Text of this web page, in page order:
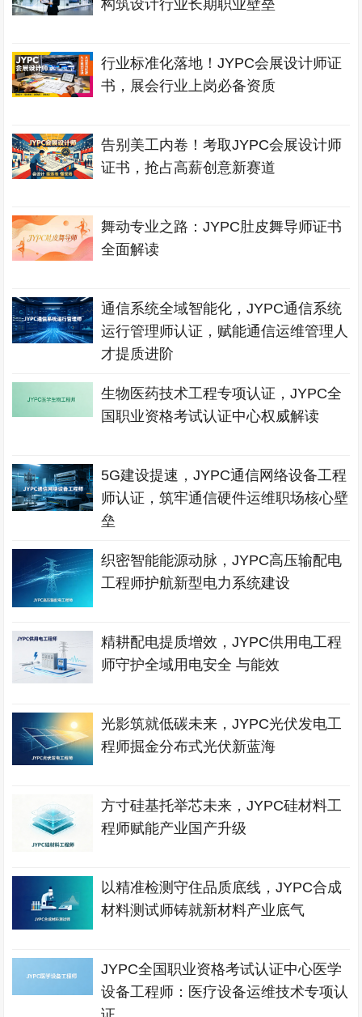
构筑设计行业长期职业壁垒
行业标准化落地！JYPC会展设计师证
书，展会行业上岗必备资质
告别美工内卷！考取JYPC会展设计师
证书，抢占高薪创意新赛道
舞动专业之路：JYPC肚皮舞导师证书
全面解读
通信系统全域智能化，JYPC通信系统
运行管理师认证，赋能通信运维管理人
才提质进阶
生物医药技术工程专项认证，JYPC全
国职业资格考试认证中心权威解读
5G建设提速，JYPC通信网络设备工程
师认证，筑牢通信硬件运维职场核心壁
垒
织密智能能源动脉，JYPC高压输配电
工程师护航新型电力系统建设
精耕配电提质增效，JYPC供用电工程
师守护全域用电安全 与能效
光影筑就低碳未来，JYPC光伏发电工
程师掘金分布式光伏新蓝海
方寸硅基托举芯未来，JYPC硅材料工
程师赋能产业国产升级
以精准检测守住品质底线，JYPC合成
材料测试师铸就新材料产业底气
JYPC全国职业资格考试认证中心医学
设备工程师：医疗设备运维技术专项认